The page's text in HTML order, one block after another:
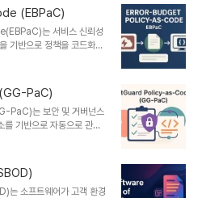
핵심 전략으로, 배포 리
하게 한다.PDP는 트래픽
으로 전체 사용자에게 확장
포, 롤링 업데이트 등의 기
명 정의Progressive
(EBPaC)
는 서비스 신뢰성
기반으로 정책을 코드화하
을 제어하는 기술입니다.
속도 간 균형을 정량적으
정의 항목 설명 비고 정의
스 정책을 코드로 구현하
as-Code와 통합 가능목
안정성과 배포 속도 간 균
PaC)
는 보안 및 거버넌스
기반으로 자동으로 관리·
동적 정책 운영에서 벗어나,
티브 환경에서 핵심적인
Policy-as-Code는
형식으로 정의하고, Git
소프트웨어가 고객 환경